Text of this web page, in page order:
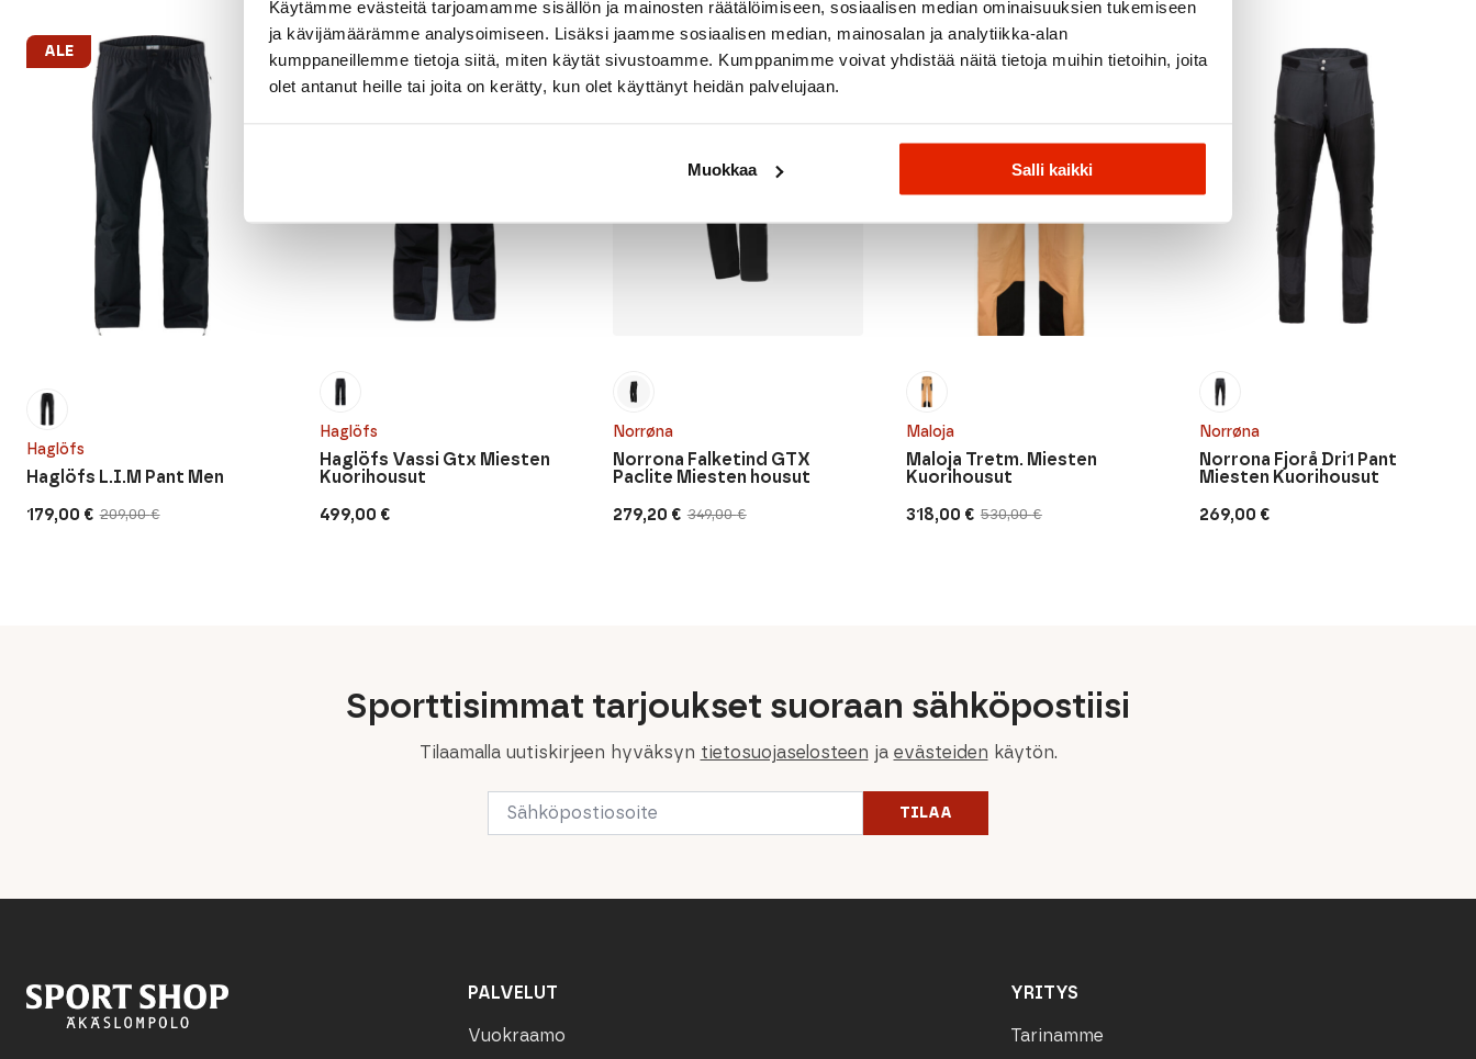
Käytämme evästeitä tarjoamamme sisällön ja mainosten räätälöimiseen, sosiaalisen median ominaisuuksien tukemiseen
ja kävijämäärämme analysoimiseen. Lisäksi jaamme sosiaalisen median, mainosalan ja analytiikka-alan
kumppaneillemme tietoja siitä, miten käytät sivustoamme. Kumppanimme voivat yhdistää näitä tietoja muihin tietoihin, joita
olet antanut heille tai joita on kerätty, kun olet käyttänyt heidän palvelujaan.
Muokkaa Salli kaikki
Haglöfs
ALE
209,00€
Alkuperäinen
179,00 €
Nykyinen
Haglöfs L.I.M Pant Men
Haglöfs
499,00 €
Haglöfs Vassi Gtx Miesten
Kuorihousut
Norrøna
ALE
349,00€
Alkuperäinen
279,20 €
Nykyinen
Norrona Falketind GTX
Paclite Miesten housut
Maloja
ALE
530,00€
Alkuperäinen
318,00 €
Nykyinen
Maloja Tretm. Miesten
Kuorihousut
Norrøna
269,00 €
Norrona Fjorå Dri1 Pant
Miesten Kuorihousut
Sporttisimmat tarjoukset suoraan sähköpostiisi
Tilaamalla uutiskirjeen hyväksyn tietosuojaselosteen ja evästeiden käytön.
Email
TILAA
PALVELUT
Vuokraamo
YRITYS
Tarinamme